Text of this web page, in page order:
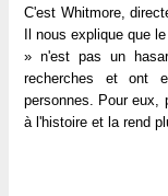
C'est Whitmore,
Il nous explique que
» n'est pas un
recherches et ont
personnes. Pour eux,
à l'histoire et la rend